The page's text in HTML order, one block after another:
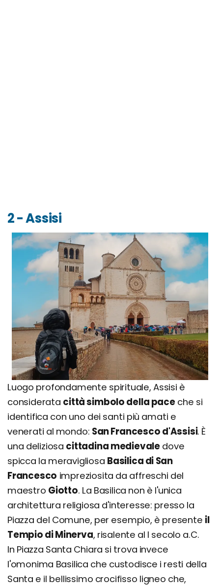
2 - Assisi
Luogo profondamente spirituale, Assisi è
considerata città simbolo della paceche si
identifica con uno dei santi più amati e
venerati al mondo: San Francesco d'Assisi. È
una deliziosa cittadina medievaledove
spicca la meravigliosa Basilica di San
Francesco impreziosita da affreschi del
maestro Giotto. La Basilica non è l'unica
architettura religiosa d'interesse: presso la
Piazza del Comune, per esempio, è presente il
Tempio di Minerva, risalente al I secolo a.C.
In Piazza Santa Chiara si trova invece
l'omonima Basilica che custodisce i resti della
Santa e il bellissimo crocifisso ligneo che,